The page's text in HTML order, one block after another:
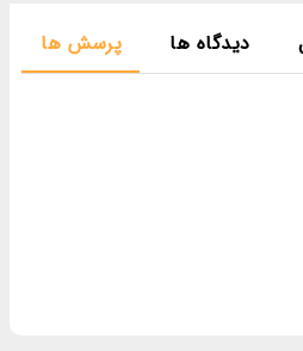
دیدگاه ها پرسش ها